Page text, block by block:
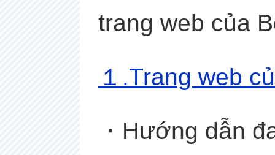
trang web của
１ .Trang web củ
・Hướng dẫn